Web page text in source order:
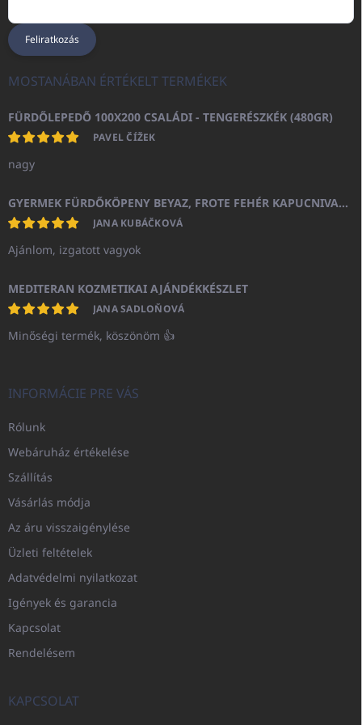
Feliratkozás
MOSTANÁBAN ÉRTÉKELT TERMÉKEK
FÜRDŐLEPEDŐ 100X200 CSALÁDI - TENGERÉSZKÉK (480GR)
PAVEL ČÍŽEK
nagy
GYERMEK FÜRDŐKÖPENY BEYAZ, FROTE FEHÉR KAPUCNIVAL (400GR)
JANA KUBÁČKOVÁ
Ajánlom, izgatott vagyok
MEDITERAN KOZMETIKAI AJÁNDÉKKÉSZLET
JANA SADLOŇOVÁ
Minőségi termék, köszönöm 👍
INFORMÁCIE PRE VÁS
Rólunk
Webáruház értékelése
Szállítás
Vásárlás módja
Az áru visszaigénylése
Üzleti feltételek
Adatvédelmi nyilatkozat
Igények és garancia
Kapcsolat
Rendelésem
KAPCSOLAT